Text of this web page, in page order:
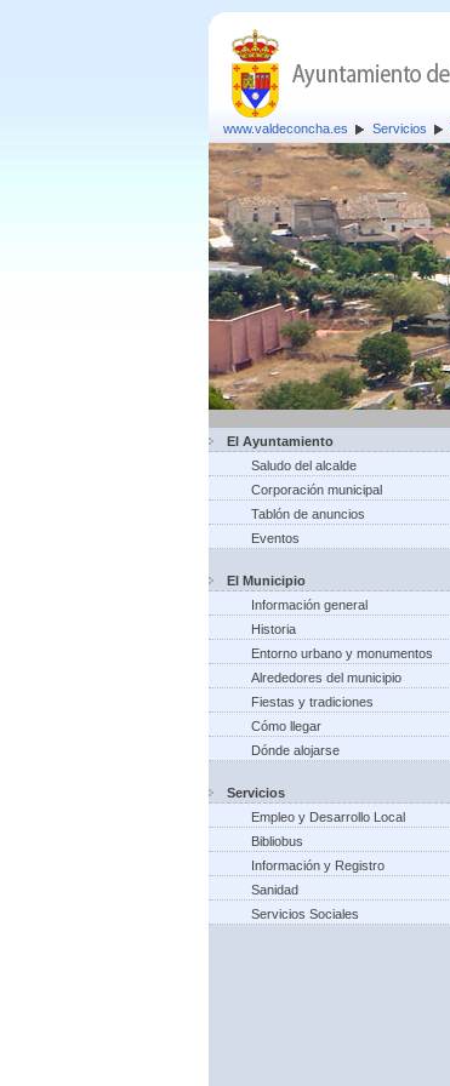
www.valdeconcha.es Servicios
El Ayuntamiento
Saludo del alcalde
Corporación municipal
Tablón de anuncios
Eventos
El Municipio
Información general
Historia
Entorno urbano y monumentos
Alrededores del municipio
Fiestas y tradiciones
Cómo llegar
Dónde alojarse
Servicios
Empleo y Desarrollo Local
Bibliobus
Información y Registro
Sanidad
Servicios Sociales